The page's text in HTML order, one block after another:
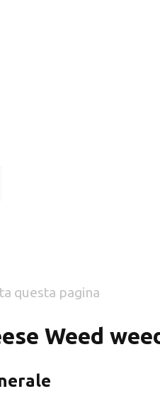
questa pagina
Weed